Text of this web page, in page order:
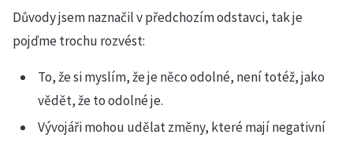
Důvody jsem naznačil v předchozím odstavci, tak je
pojďme trochu rozvést:
To, že si myslím, že je něco odolné, není totéž, jako
vědět, že to odolné je.
Vývojáři mohou udělat změny, které mají negativní